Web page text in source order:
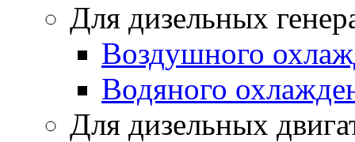
Для дизельных
Воздушного
Водяного
Для дизельных